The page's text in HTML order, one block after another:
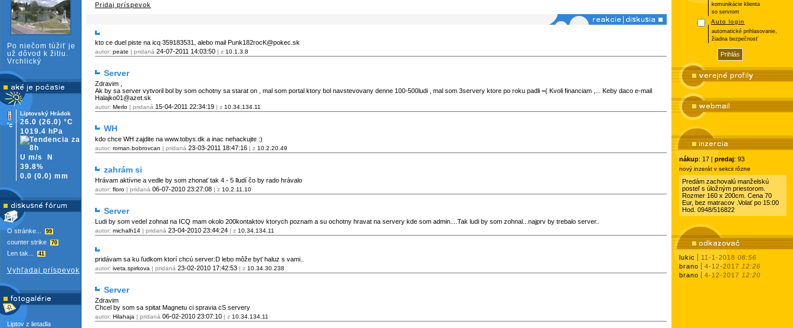
Po niečom túžiť je
už dôvod k žitiu.
Vrchlický
Liptovský Hrádok
26.0 (26.0) °C
1019.4 hPa
U m/s
N
39.8%
0.0 (0.0) mm
O stránke... 99
counter strike 70
Len tak... 41
Vyhľadaj príspevok
Liptov z lietadla
Pridaj príspevok
kto ce duel piste na icq 359183531, alebo mail Punk182rocK@pokec.sk
autor: peate | pridaná 24-07-2011 14:03:50 | z 10.1.3.8
Server
Zdravim ,
Ak by sa server vytvoril bol by som ochotny sa starat on , mal som portal ktory bol navstevovany denne 100-500ludi , mal som 3servery ktore po roku padli =( Kvoli financiam ,... Keby daco e-mail
Halajko01@azet.sk
autor: Merlo | pridaná 15-04-2011 22:34:19 | z 10.34.134.11
WH
kdo chce WH zajdite na www.tobys.dk a inac nehackujte :)
autor: roman.bobrovcan | pridaná 23-03-2011 18:47:16 | z 10.2.20.49
zahrám si
Hrávam aktívne a vedle by som zhonať tak 4 - 5 lludí čo by rado hrávalo
autor: floro | pridaná 06-07-2010 23:27:08 | z 10.2.11.10
Server
Ludi by som vedel zohnat na ICQ mam okolo 200kontaktov ktorych poznam a su ochotny hravat na servery kde som admin....Tak ludi by som zohnal...najprv by trebalo server..
autor: michalh14 | pridaná 23-04-2010 23:44:24 | z 10.34.134.11
pridávam sa ku ľudkom ktorí chcú server:D lebo môže byť haluz s vami..
autor: iveta.spirkova | pridaná 23-02-2010 17:42:53 | z 10.34.30.238
Server
Zdravim
Chcel by som sa spitat Magnetu ci spravia cS servery
autor: Hilahaja | pridaná 06-02-2010 23:07:10 | z 10.34.134.11
komunikácie klienta
so servrom
Auto login
automatické prihlasovanie,
žiadna bezpečnosť
nákup: 17 | predaj: 93
nový inzerát v sekcii rôzne
Predám zachovalú manželskú
posteľ s úložným priestorom.
Rozmer 160 x 200cm. Cena 70
Eur, bez matracov .Volať po 15:00
Hod. 0948/516822
lukic 11-1-2018 08:56
brano
4-12-2017 12:26
brano
4-12-2017 12:20